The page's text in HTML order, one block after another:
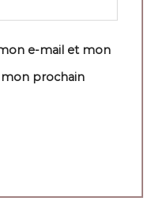
e-mail et mon
mon prochain